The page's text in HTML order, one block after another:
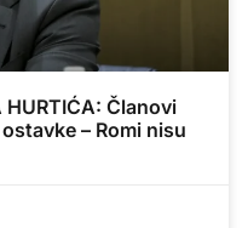
HURTIĆA: Članovi
– Romi nisu